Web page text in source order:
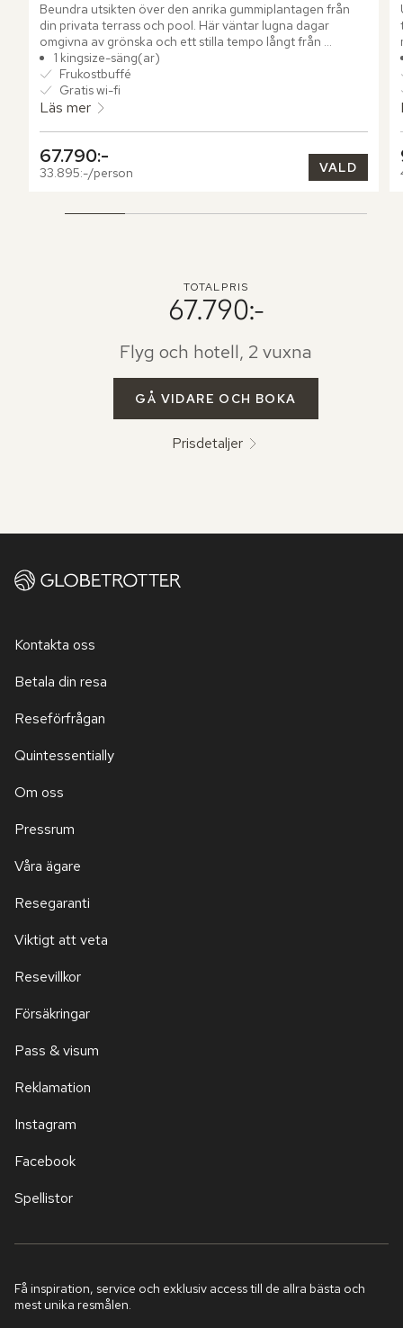
Beundra utsikten över den anrika gummiplantagen från
din privata terrass och pool. Här väntar lugna dagar
omgivna av grönska och ett stilla tempo långt från
omvärlden. Den rymliga villan skapar en avskild känsla där
naturen ständigt känns nära.
1 kingsize-säng(ar)
Frukostbuffé
Gratis wi-fi
Läs mer
67.790:-
33.895:-/person VALD
TOTALPRIS
67.790:-
Flyg och hotell, 2 vuxna
GÅ VIDARE OCH BOKA
Prisdetaljer
Kontakta oss
Betala din resa
Reseförfrågan
Quintessentially
Om oss
Pressrum
Våra ägare
Resegaranti
Viktigt att veta
Resevillkor
Försäkringar
Pass & visum
Reklamation
Instagram
Facebook
Spellistor
Få inspiration, service och exklusiv access till de allra bästa och
mest unika resmålen.